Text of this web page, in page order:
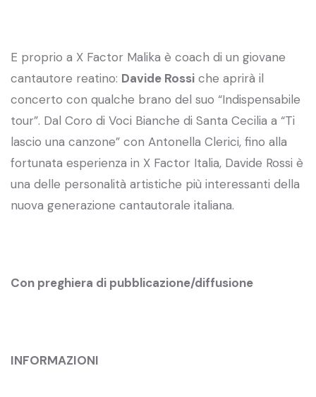
E proprio a X Factor Malika è coach di un giovane
cantautore reatino: Davide Rossi che aprirà il
concerto con qualche brano del suo “Indispensabile
tour”. Dal Coro di Voci Bianche di Santa Cecilia a “Ti
lascio una canzone” con Antonella Clerici, fino alla
fortunata esperienza in X Factor Italia, Davide Rossi è
una delle personalità artistiche più interessanti della
nuova generazione cantautorale italiana.
Con preghiera di pubblicazione/diffusione
INFORMAZIONI